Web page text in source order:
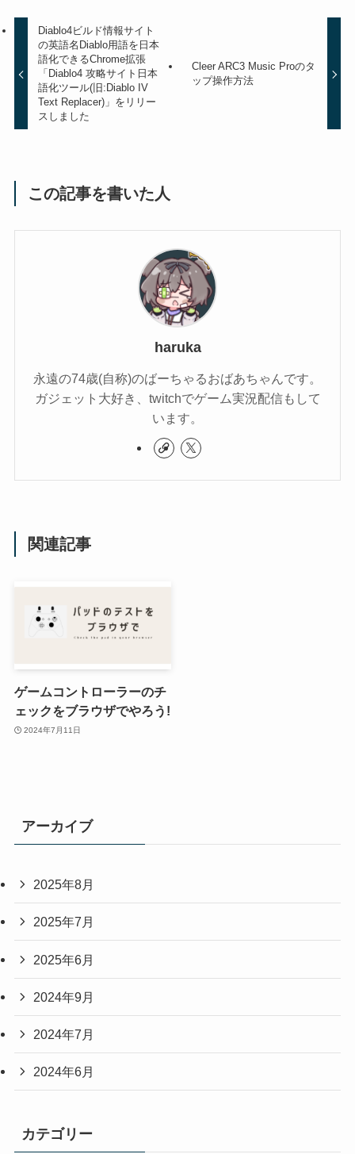
Diablo4ビルド情報サイト
の英語名Diablo用語を日本
語化できるChrome拡張
「Diablo4 攻略サイト日本
語化ツール(旧:Diablo IV
Text Replacer)」をリリー
スしました
Cleer ARC3 Music Proのタ
ップ操作方法
この記事を書いた人
haruka
永遠の74歳(自称)のばーちゃるおばあちゃんです。
ガジェット大好き、twitchでゲーム実況配信もして
います。
関連記事
ゲームコントローラーのチ
ェックをブラウザでやろう!
2024年7月11日
アーカイブ
2025年8月
2025年7月
2025年6月
2024年9月
2024年7月
2024年6月
カテゴリー